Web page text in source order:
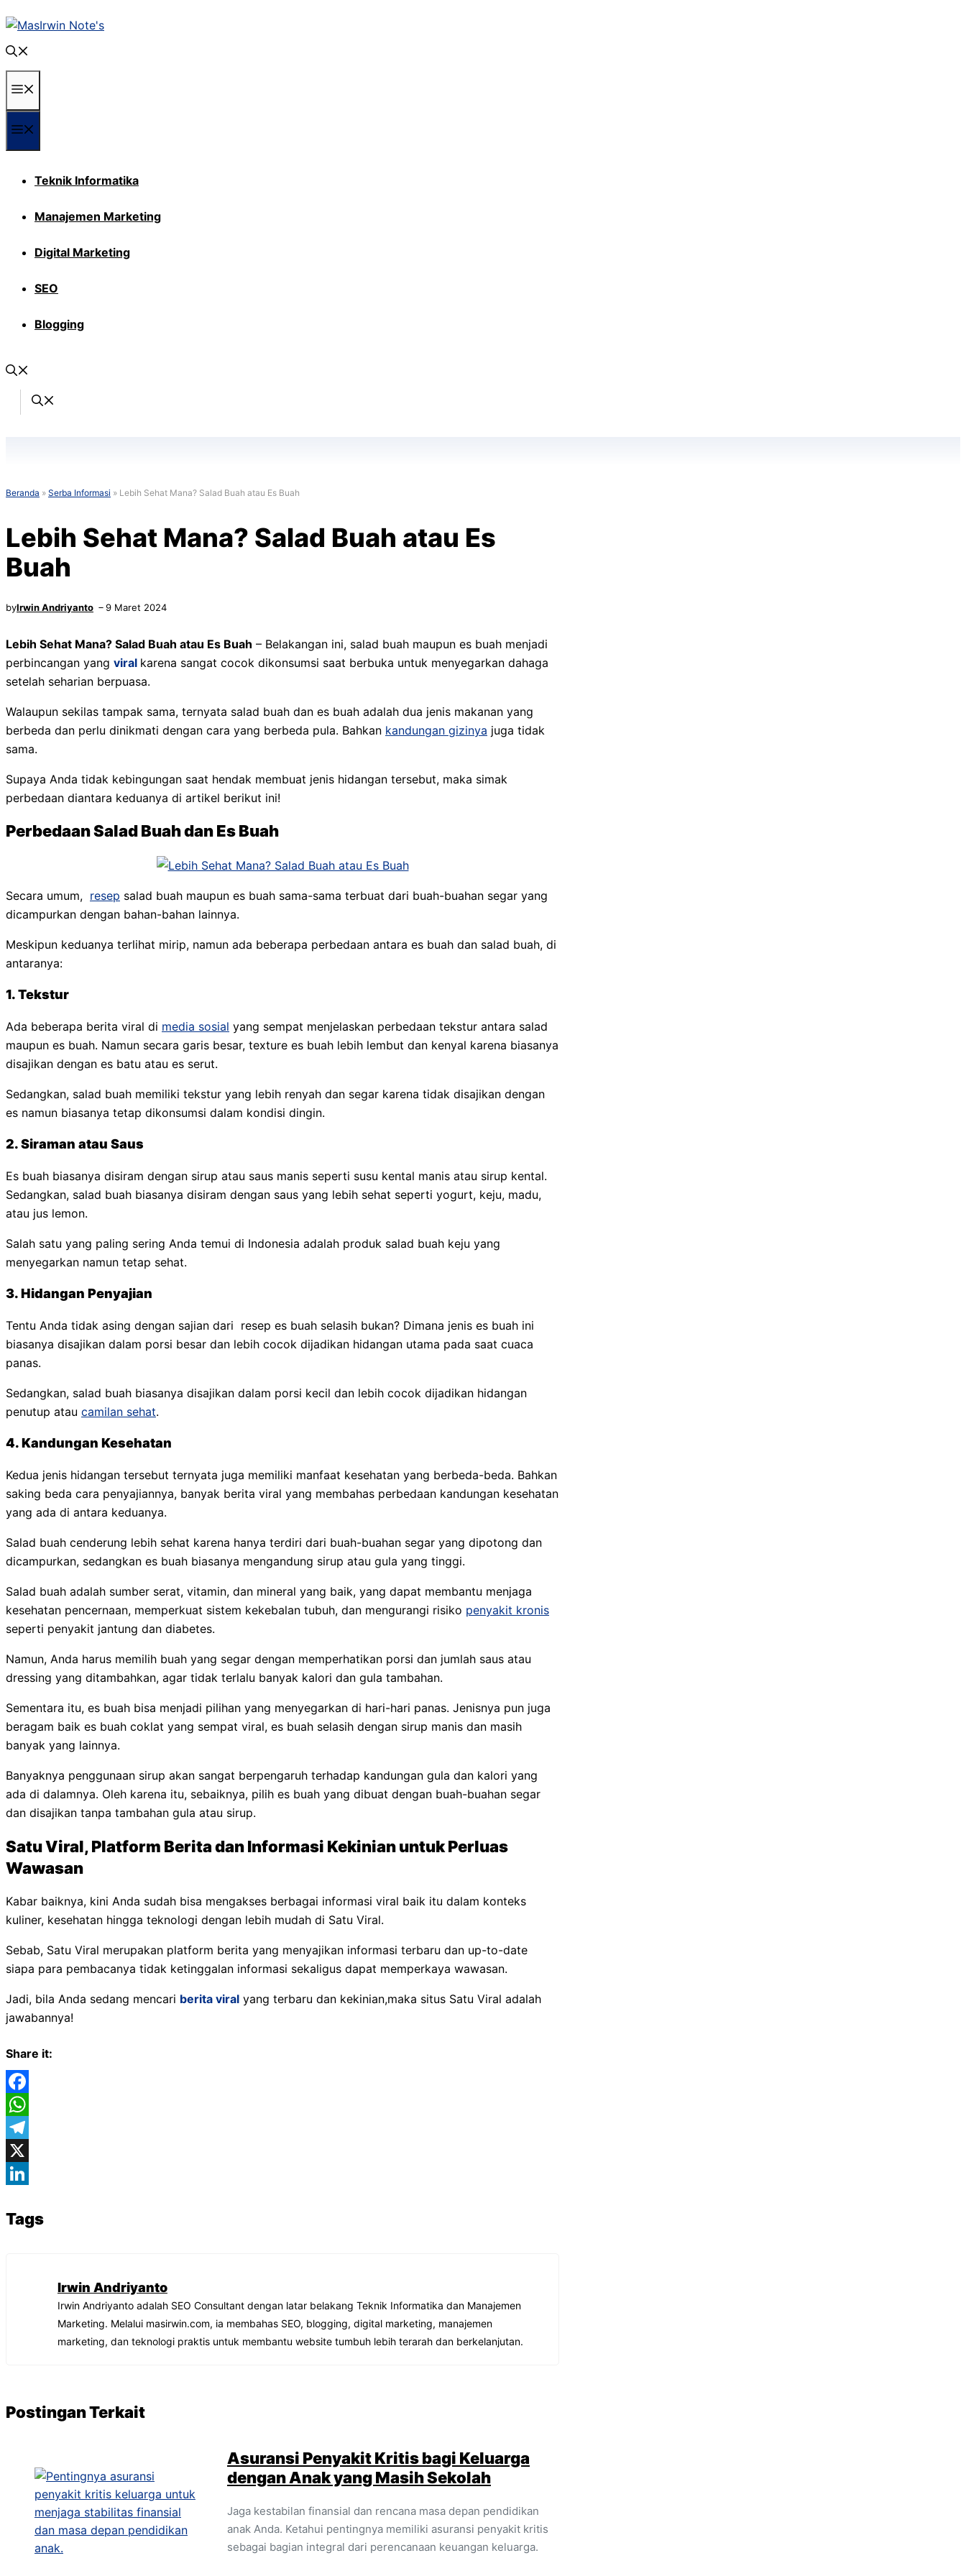
Langsung
ke
isi
Teknik Informatika
Manajemen Marketing
Digital Marketing
SEO
Blogging
Beranda » Serba Informasi » Lebih Sehat Mana? Salad Buah atau Es Buah
Lebih Sehat Mana? Salad Buah atau Es
Buah
byIrwin Andriyanto 9 Maret 2024
Lebih Sehat Mana? Salad Buah atau Es Buah – Belakangan ini, salad buah maupun es buah menjadi
perbincangan yang viral karena sangat cocok dikonsumsi saat berbuka untuk menyegarkan dahaga
setelah seharian berpuasa.
Walaupun sekilas tampak sama, ternyata salad buah dan es buah adalah dua jenis makanan yang
berbeda dan perlu dinikmati dengan cara yang berbeda pula. Bahkan kandungan gizinya juga tidak
sama.
Supaya Anda tidak kebingungan saat hendak membuat jenis hidangan tersebut, maka simak
perbedaan diantara keduanya di artikel berikut ini!
Perbedaan Salad Buah dan Es Buah
Secara umum, resep salad buah maupun es buah sama-sama terbuat dari buah-buahan segar yang
dicampurkan dengan bahan-bahan lainnya.
Meskipun keduanya terlihat mirip, namun ada beberapa perbedaan antara es buah dan salad buah, di
antaranya:
1. Tekstur
Ada beberapa berita viral di media sosial yang sempat menjelaskan perbedaan tekstur antara salad
maupun es buah. Namun secara garis besar, texture es buah lebih lembut dan kenyal karena biasanya
disajikan dengan es batu atau es serut.
Sedangkan, salad buah memiliki tekstur yang lebih renyah dan segar karena tidak disajikan dengan
es namun biasanya tetap dikonsumsi dalam kondisi dingin.
2. Siraman atau Saus
Es buah biasanya disiram dengan sirup atau saus manis seperti susu kental manis atau sirup kental.
Sedangkan, salad buah biasanya disiram dengan saus yang lebih sehat seperti yogurt, keju, madu,
atau jus lemon.
Salah satu yang paling sering Anda temui di Indonesia adalah produk salad buah keju yang
menyegarkan namun tetap sehat.
3. Hidangan Penyajian
Tentu Anda tidak asing dengan sajian dari resep es buah selasih bukan? Dimana jenis es buah ini
biasanya disajikan dalam porsi besar dan lebih cocok dijadikan hidangan utama pada saat cuaca
panas.
Sedangkan, salad buah biasanya disajikan dalam porsi kecil dan lebih cocok dijadikan hidangan
penutup atau camilan sehat.
4. Kandungan Kesehatan
Kedua jenis hidangan tersebut ternyata juga memiliki manfaat kesehatan yang berbeda-beda. Bahkan
saking beda cara penyajiannya, banyak berita viral yang membahas perbedaan kandungan kesehatan
yang ada di antara keduanya.
Salad buah cenderung lebih sehat karena hanya terdiri dari buah-buahan segar yang dipotong dan
dicampurkan, sedangkan es buah biasanya mengandung sirup atau gula yang tinggi.
Salad buah adalah sumber serat, vitamin, dan mineral yang baik, yang dapat membantu menjaga
kesehatan pencernaan, memperkuat sistem kekebalan tubuh, dan mengurangi risiko penyakit kronis
seperti penyakit jantung dan diabetes.
Namun, Anda harus memilih buah yang segar dengan memperhatikan porsi dan jumlah saus atau
dressing yang ditambahkan, agar tidak terlalu banyak kalori dan gula tambahan.
Sementara itu, es buah bisa menjadi pilihan yang menyegarkan di hari-hari panas. Jenisnya pun juga
beragam baik es buah coklat yang sempat viral, es buah selasih dengan sirup manis dan masih
banyak yang lainnya.
Banyaknya penggunaan sirup akan sangat berpengaruh terhadap kandungan gula dan kalori yang
ada di dalamnya. Oleh karena itu, sebaiknya, pilih es buah yang dibuat dengan buah-buahan segar
dan disajikan tanpa tambahan gula atau sirup.
Satu Viral, Platform Berita dan Informasi Kekinian untuk Perluas
Wawasan
Kabar baiknya, kini Anda sudah bisa mengakses berbagai informasi viral baik itu dalam konteks
kuliner, kesehatan hingga teknologi dengan lebih mudah di Satu Viral.
Sebab, Satu Viral merupakan platform berita yang menyajikan informasi terbaru dan up-to-date
siapa para pembacanya tidak ketinggalan informasi sekaligus dapat memperkaya wawasan.
Jadi, bila Anda sedang mencari berita viral yang terbaru dan kekinian,maka situs Satu Viral adalah
jawabannya!
Share it:
Facebook
WhatsApp
Telegram
X
Tags
Irwin Andriyanto
Irwin Andriyanto adalah SEO Consultant dengan latar belakang Teknik Informatika dan Manajemen
Marketing. Melalui masirwin.com, ia membahas SEO, blogging, digital marketing, manajemen
marketing, dan teknologi praktis untuk membantu website tumbuh lebih terarah dan berkelanjutan.
Postingan Terkait
Asuransi Penyakit Kritis bagi Keluarga
dengan Anak yang Masih Sekolah
Jaga kestabilan finansial dan rencana masa depan pendidikan
anak Anda. Ketahui pentingnya memiliki asuransi penyakit kritis
sebagai bagian integral dari perencanaan keuangan keluarga.